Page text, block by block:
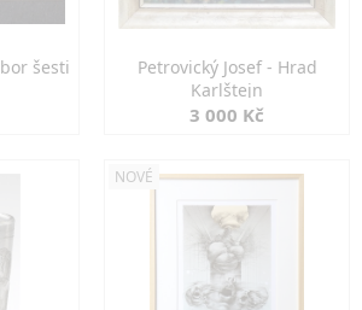
šesti
Petrovický Josef - Hrad
Karlštejn
3 000 Kč
NOVÉ